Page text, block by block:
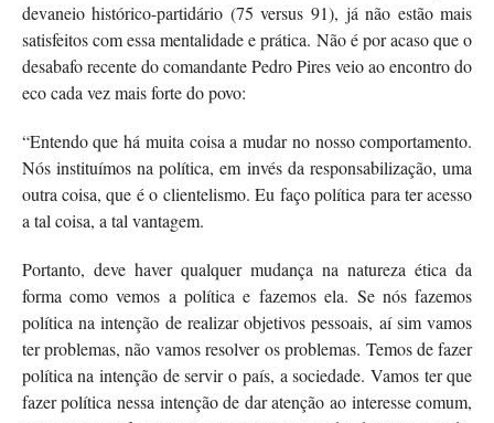
devaneio histórico-partidário (75 versus 91), já não estão mais
satisfeitos com essa mentalidade e prática. Não é por acaso que o
desabafo recente do comandante Pedro Pires veio ao encontro do
eco cada vez mais forte do povo:
“Entendo que há muita coisa a mudar no nosso comportamento.
Nós instituímos na política, em invés da responsabilização, uma
outra coisa, que é o clientelismo. Eu faço política para ter acesso
a tal coisa, a tal vantagem.
Portanto, deve haver qualquer mudança na natureza ética da
forma como vemos a política e fazemos ela. Se nós fazemos
política na intenção de realizar objetivos pessoais, aí sim vamos
ter problemas, não vamos resolver os problemas. Temos de fazer
política na intenção de servir o país, a sociedade. Vamos ter que
fazer política nessa intenção de dar atenção ao interesse comum,